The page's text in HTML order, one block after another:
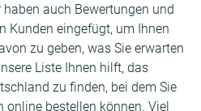
auch Bewertungen und
Kunden eingefügt, um Ihnen
zu geben, was Sie erwarten
Liste Ihnen hilft, das
zu finden, bei dem Sie
online bestellen können. Viel